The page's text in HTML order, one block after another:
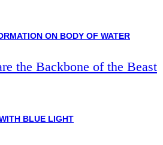
the Backbone of the Beast